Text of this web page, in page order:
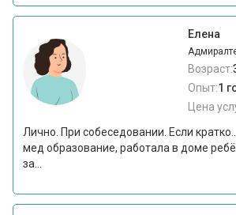
Елена
Возраст:
Опыт:1
Цена
Лично. При собеседовании. Если
мед образование, работала в доме
за...